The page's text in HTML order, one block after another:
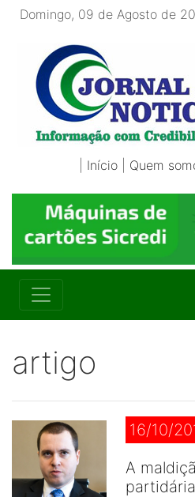
Domingo, 09 de Agosto de
Início Quem
artigo
16/10/
A
partidária